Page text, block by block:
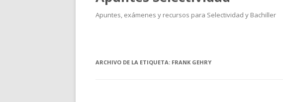
Apuntes, exámenes y recursos para Selectividad y Bachiller
ARCHIVO DE LA ETIQUETA: FRANK GEHRY